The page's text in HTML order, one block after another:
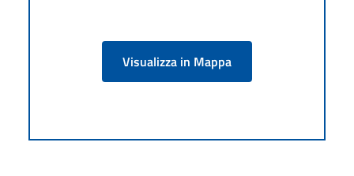
Visualizza in Mappa